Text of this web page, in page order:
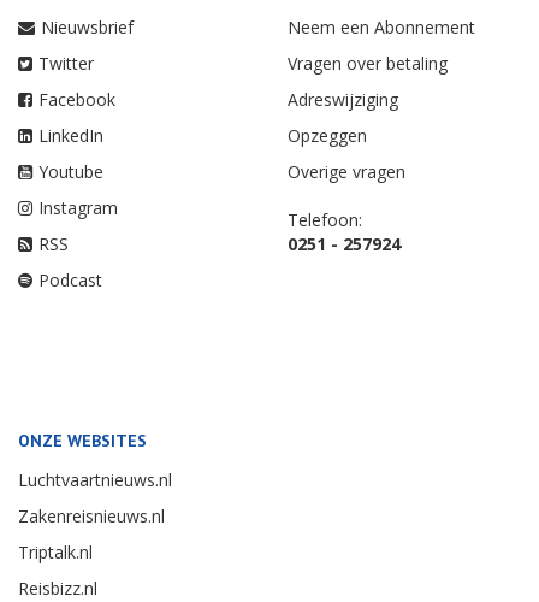
Nieuwsbrief
Twitter
Facebook
LinkedIn
Youtube
Instagram
RSS
Podcast
Neem een Abonnement
Vragen over betaling
Adreswijziging
Opzeggen
Overige vragen
Telefoon:
0251 - 257924
ONZE WEBSITES
Luchtvaartnieuws.nl
Zakenreisnieuws.nl
Triptalk.nl
Reisbizz.nl